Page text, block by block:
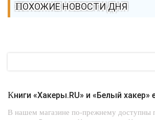
ПОХОЖИЕ НОВОСТИ ДНЯ
Книги «Хакеры.RU» и «Белый
В нашем магазине по-прежнему доступны